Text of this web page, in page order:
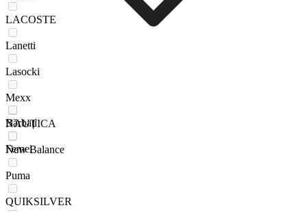
LACOSTE
Lanetti
Lasocki
Mexx
NAUTICA
New Balance
Puma
QUIKSILVER
Bărbați
Femei